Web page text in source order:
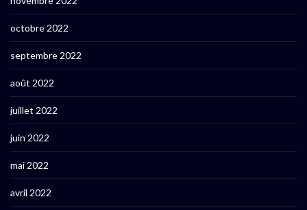
octobre 2022
septembre 2022
août 2022
juillet 2022
juin 2022
mai 2022
avril 2022